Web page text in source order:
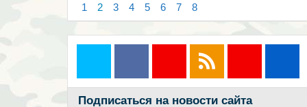
1 2 3 4 5 6 7 8
Подписаться на новости сайта